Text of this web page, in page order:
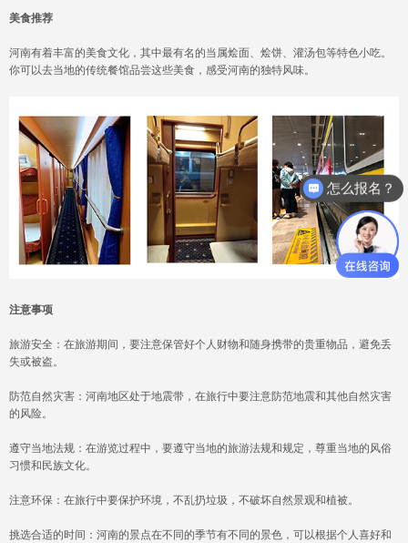
美食推荐
河南有着丰富的美食文化，其中最有名的当属烩面、烩饼、灌汤包等特色小吃。
你可以去当地的传统餐馆品尝这些美食，感受河南的独特风味。
注意事项
旅游安全：在旅游期间，要注意保管好个人财物和随身携带的贵重物品，避免丢
失或被盗。
防范自然灾害：河南地区处于地震带，在旅行中要注意防范地震和其他自然灾害
的风险。
遵守当地法规：在游览过程中，要遵守当地的旅游法规和规定，尊重当地的风俗
习惯和民族文化。
注意环保：在旅行中要保护环境，不乱扔垃圾，不破坏自然景观和植被。
挑选合适的时间：河南的景点在不同的季节有不同的景色，可以根据个人喜好和
怎么报名？